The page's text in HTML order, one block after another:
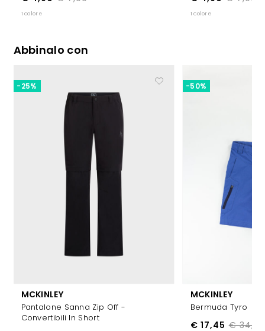
1 colore 1 colore
Abbinalo con
MCKINLEY
Pantalone Sanna Zip Off -
Convertibili In Short
-25%
MCKINLEY
Bermuda Tyro
€ 34,99
€ 17,45
-50%